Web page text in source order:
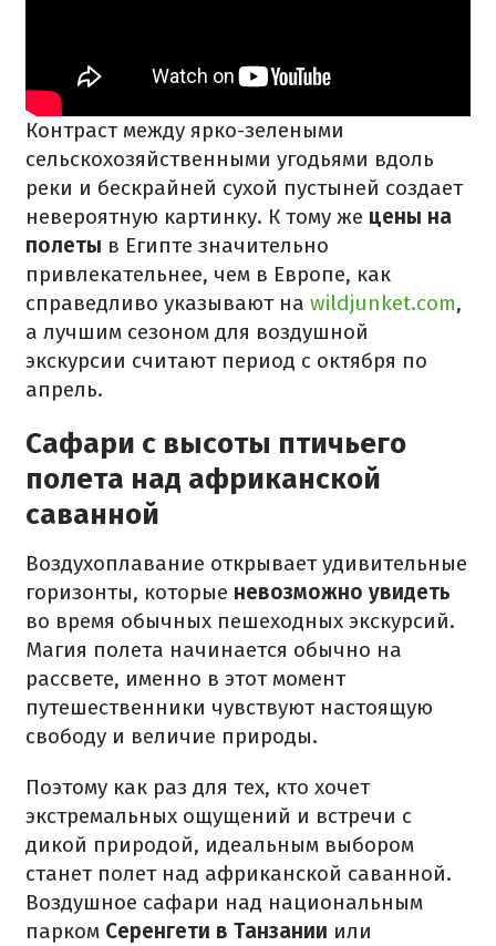
Контраст между ярко-зелеными
сельскохозяйственными угодьями вдоль
реки и бескрайней сухой пустыней создает
невероятную картинку. К тому же цены на
полеты в Египте значительно
привлекательнее, чем в Европе, как
справедливо указывают на wildjunket.com,
а лучшим сезоном для воздушной
экскурсии считают период с октября по
апрель.
Сафари с высоты птичьего
полета над африканской
саванной
Воздухоплавание открывает удивительные
горизонты, которые невозможно увидеть
во время обычных пешеходных экскурсий.
Магия полета начинается обычно на
рассвете, именно в этот момент
путешественники чувствуют настоящую
свободу и величие природы.
Поэтому как раз для тех, кто хочет
экстремальных ощущений и встречи с
дикой природой, идеальным выбором
станет полет над африканской саванной.
Воздушное сафари над национальным
парком Серенгети в Танзании или